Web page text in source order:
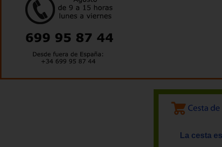
La cesta